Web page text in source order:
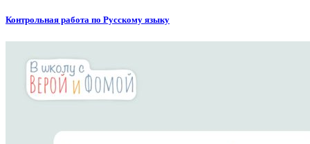
Контрольная работа по Русскому языку